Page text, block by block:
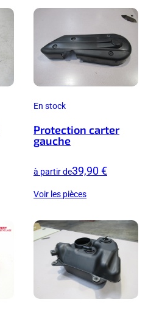
En stock
Protection carter
gauche
à partir de39,90 €
Voir les pièces